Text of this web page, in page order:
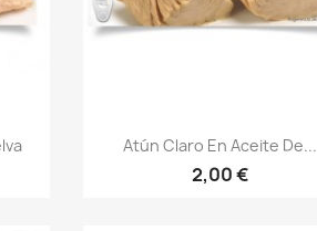
Vista rápida
Atún Claro En Aceite De...
2,00 €